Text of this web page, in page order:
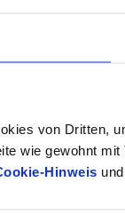
von Dritten,
wie gewohnt
Hinweis